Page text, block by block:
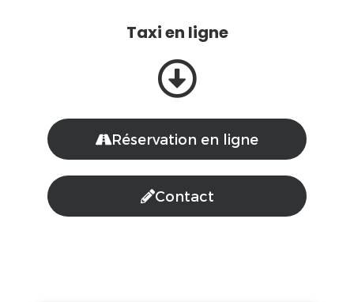
Taxi en ligne
Réservation en ligne
Contact